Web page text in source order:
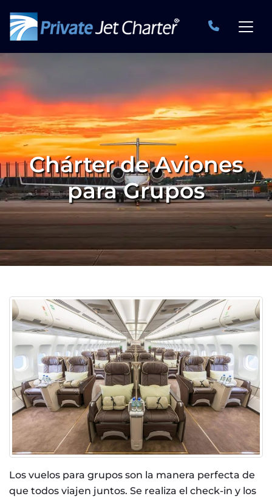
Chárter de Aviones
para Grupos
Los vuelos para grupos son la manera perfecta de
que todos viajen juntos. Se realiza el check-in y los